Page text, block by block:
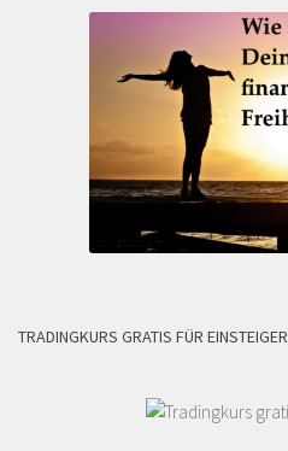
TRADINGKURS GRATIS FÜR EINSTEIGER